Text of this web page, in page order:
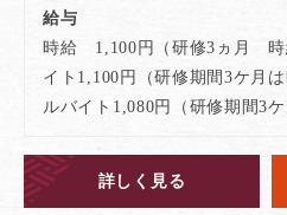
給与
時給 1,100円（研修3ヵ月 時
イト1,100円（研修期間3ケ月
ルバイト1,080円（研修期間3ケ
詳しく見る